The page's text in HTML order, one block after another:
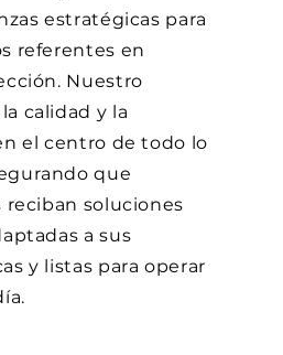
estratégicas para
referentes en
Nuestro
calidad y la
el centro de todo lo
que
soluciones
a sus
y listas para operar